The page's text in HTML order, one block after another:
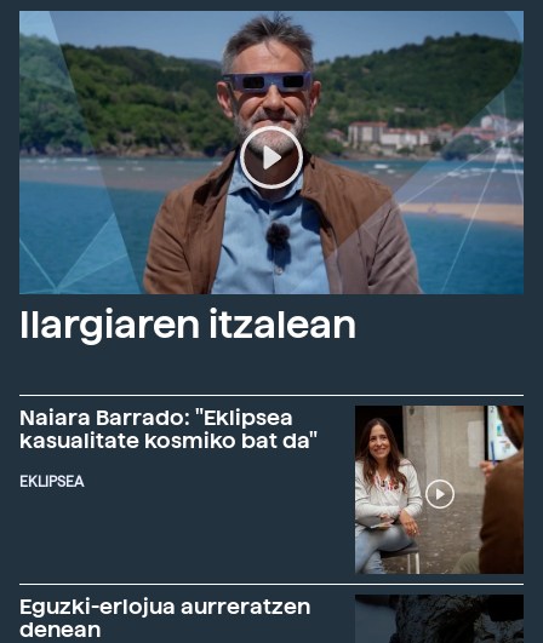
Ilargiaren itzalean
Naiara Barrado: "Eklipsea
kasualitate kosmiko bat da"
EKLIPSEA
Eguzki-erlojua aurreratzen
denean